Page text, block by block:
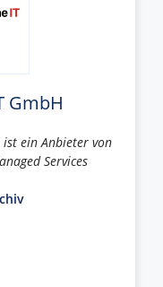
GmbH
ist ein Anbieter von
Services